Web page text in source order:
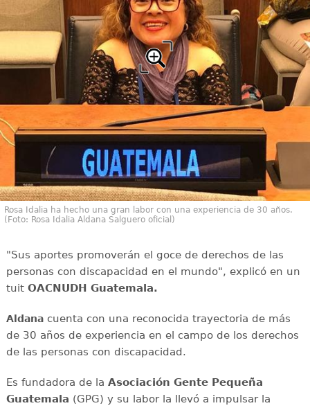
Rosa Idalia ha hecho una gran labor con una experiencia de 30 años.
(Foto: Rosa Idalia Aldana Salguero oficial)
"Sus aportes promoverán el goce de derechos de las
personas con discapacidad en el mundo", explicó en un
tuitOACNUDH Guatemala.
Aldanacuenta con una reconocida trayectoria de más
de 30 años de experiencia en el campo de los derechos
de las personas con discapacidad.
Es fundadora de la Asociación Gente Pequeña
Guatemala (GPG) y su labor la llevó a impulsar la